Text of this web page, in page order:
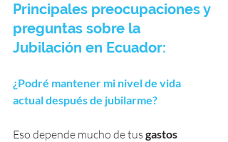
Principales preocupaciones y
preguntas sobre la
Jubilación en Ecuador:
¿Podré mantener mi nivel de vida
actual después de jubilarme?
Eso depende mucho de tus gastos